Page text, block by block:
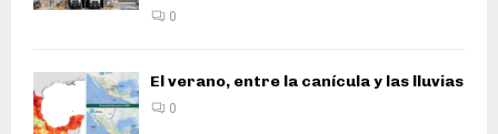
0
El verano, entre la canícula y las lluvias
0